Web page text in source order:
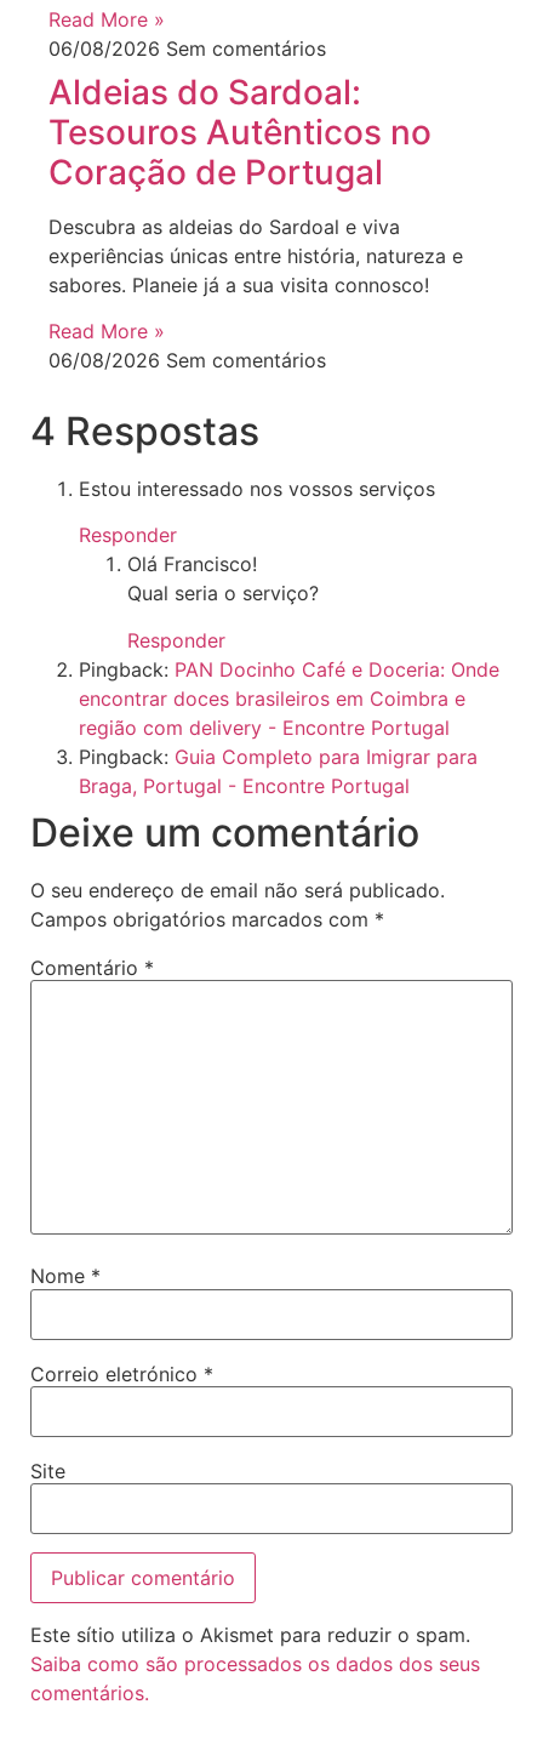
Read More »
06/08/2026 Sem comentários
Aldeias do Sardoal:
Tesouros Autênticos no
Coração de Portugal
Descubra as aldeias do Sardoal e viva
experiências únicas entre história, natureza e
sabores. Planeie já a sua visita connosco!
Read More »
06/08/2026 Sem comentários
4 Respostas
Estou interessado nos vossos serviços
Responder
Olá Francisco!
Qual seria o serviço?
Responder
Pingback: PAN Docinho Café e Doceria: Onde
encontrar doces brasileiros em Coimbra e
região com delivery - Encontre Portugal
Pingback: Guia Completo para Imigrar para
Braga, Portugal - Encontre Portugal
Deixe um comentário
O seu endereço de email não será publicado.
Campos obrigatórios marcados com *
Comentário *
Nome *
Correio eletrónico *
Site
Este sítio utiliza o Akismet para reduzir o spam.
Saiba como são processados os dados dos seus
comentários.